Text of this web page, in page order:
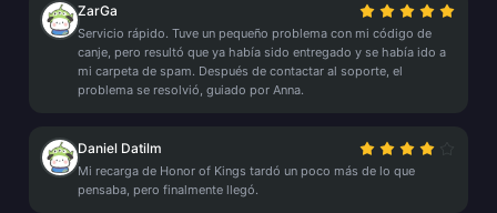
ZarGa
Servicio rápido. Tuve un pequeño problema con mi código de
canje, pero resultó que ya había sido entregado y se había ido a
mi carpeta de spam. Después de contactar al soporte, el
problema se resolvió, guiado por Anna.
Daniel Datilm
Mi recarga de Honor of Kings tardó un poco más de lo que
pensaba, pero finalmente llegó.